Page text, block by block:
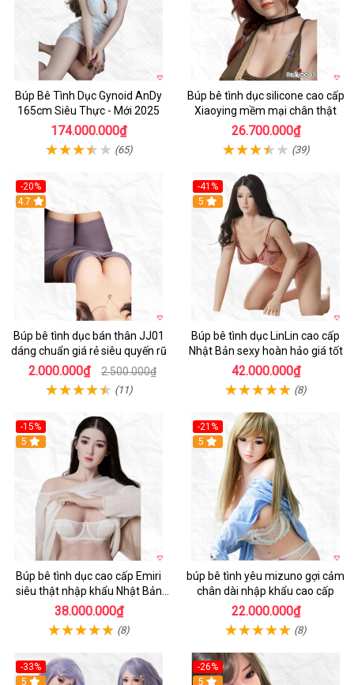
Búp Bê Tình Dục Gynoid AnDy
165cm Siêu Thực - Mới 2025
174.000.000₫
(65)
Búp bê tình dục silicone cao cấp
Xiaoying mềm mại chân thật
26.700.000₫
(39)
-20%
Hot
4.7
Búp bê tình dục bán thân JJ01
dáng chuẩn giá rẻ siêu quyến rũ
2.000.000₫ 2.500.000₫
(11)
-41%
5
Búp bê tình dục LinLin cao cấp
Nhật Bản sexy hoàn hảo giá tốt
42.000.000₫
(8)
-15%
5
Búp bê tình dục cao cấp Emiri
siêu thật nhập khẩu Nhật Bản
giá tốt
38.000.000₫
(8)
-21%
5
búp bê tình yêu mizuno gợi cảm
chân dài nhập khẩu cao cấp
22.000.000₫
(8)
-33%
Hot
5
-26%
Hot
5